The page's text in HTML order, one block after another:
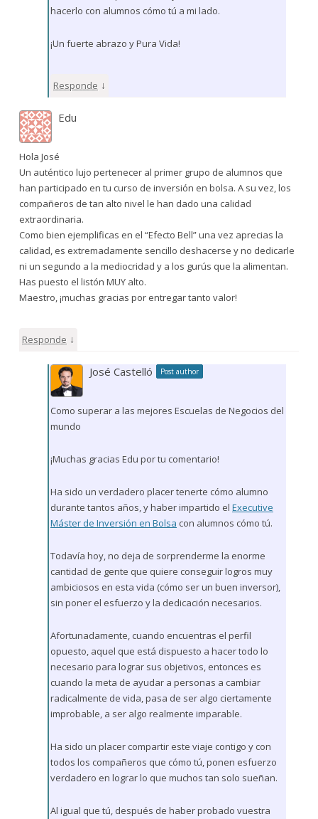
hacerlo con alumnos cómo tú a mi lado.
¡Un fuerte abrazo y Pura Vida!
Responde ↓
Edu
Hola José
Un auténtico lujo pertenecer al primer grupo de alumnos que
han participado en tu curso de inversión en bolsa. A su vez, los
compañeros de tan alto nivel le han dado una calidad
extraordinaria.
Como bien ejemplificas en el “Efecto Bell” una vez aprecias la
calidad, es extremadamente sencillo deshacerse y no dedicarle
ni un segundo a la mediocridad y a los gurús que la alimentan.
Has puesto el listón MUY alto.
Maestro, ¡muchas gracias por entregar tanto valor!
Responde ↓
José Castelló Post author
Como superar a las mejores Escuelas de Negocios del
mundo
¡Muchas gracias Edu por tu comentario!
Ha sido un verdadero placer tenerte cómo alumno
durante tantos años, y haber impartido el Executive
Máster de Inversión en Bolsa con alumnos cómo tú.
Todavía hoy, no deja de sorprenderme la enorme
cantidad de gente que quiere conseguir logros muy
ambiciosos en esta vida (cómo ser un buen inversor),
sin poner el esfuerzo y la dedicación necesarios.
Afortunadamente, cuando encuentras el perfil
opuesto, aquel que está dispuesto a hacer todo lo
necesario para lograr sus objetivos, entonces es
cuando la meta de ayudar a personas a cambiar
radicalmente de vida, pasa de ser algo ciertamente
improbable, a ser algo realmente imparable.
Ha sido un placer compartir este viaje contigo y con
todos los compañeros que cómo tú, ponen esfuerzo
verdadero en lograr lo que muchos tan solo sueñan.
Al igual que tú, después de haber probado vuestra